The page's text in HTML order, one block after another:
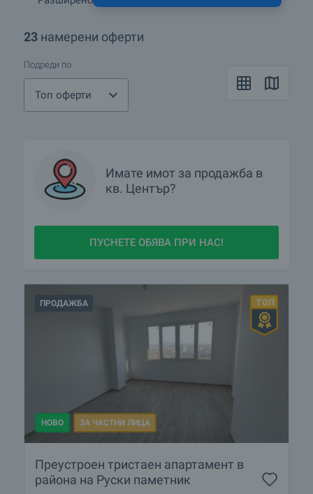
23 намерени оферти
Подреди по
Топ оферти
Имате имот за продажба в
кв. Център?
ПУСНЕТЕ ОБЯВА ПРИ НАС!
ПРОДАЖБА
НОВО ЗА ЧАСТНИ ЛИЦА
Преустроен тристаен апартамент в
района на Руски паметник